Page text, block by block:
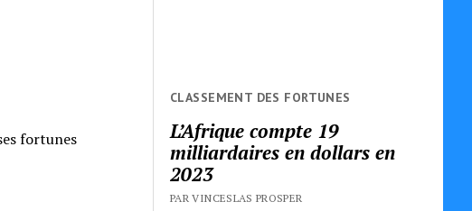
fortunes
CLASSEMENT DES FORTUNES
L’Afrique compte 19
milliardaires en dollars en
2023
PAR VINCESLAS PROSPER